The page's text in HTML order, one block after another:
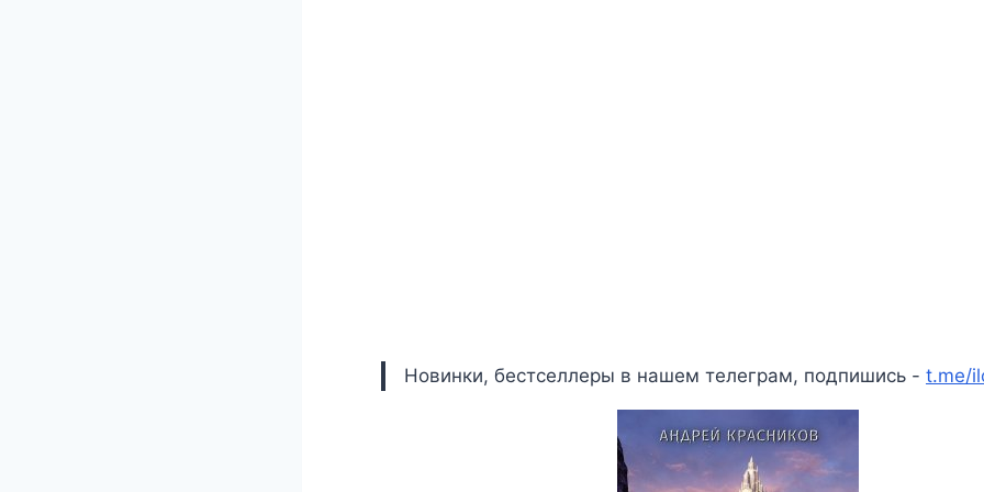
Новинки, бестселлеры в нашем телеграм, подпишись - t.me/